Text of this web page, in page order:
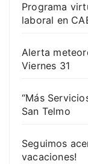
Programa
laboral en
Alerta
Viernes 31
“Más
San Telmo
Seguimos
vacaciones!